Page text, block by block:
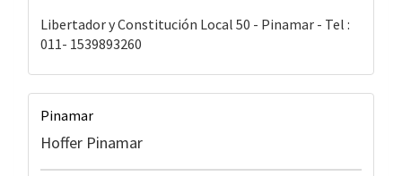
Libertador y Constitución Local 50 - Pinamar - Tel :
011- 1539893260
Pinamar
Hoffer Pinamar